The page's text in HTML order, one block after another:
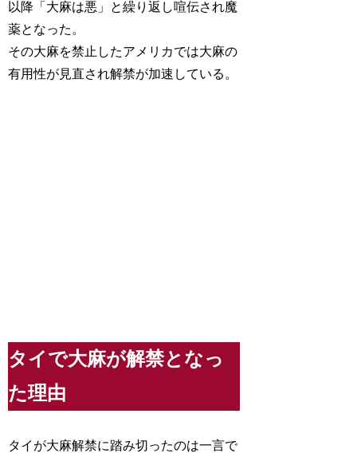
以降「大麻は悪」と繰り返し喧伝され魔
薬となった。
その大麻を禁止したアメリカでは大麻の
有用性が見直され解禁が加速している。
タイで大麻が解禁となっ
た理由
タイが大麻解禁に踏み切ったのは一言で